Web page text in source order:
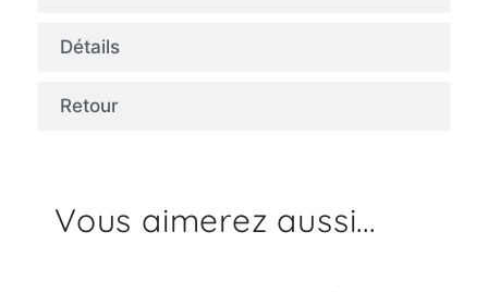
Détails
Retour
Vous aimerez aussi...